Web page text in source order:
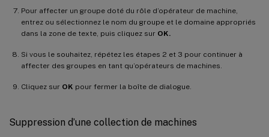
Pour affecter un groupe doté du rôle d’opérateur de machine,
entrez ou sélectionnez le nom du groupe et le domaine appropriés
dans la zone de texte, puis cliquez sur OK.
Si vous le souhaitez, répétez les étapes 2 et 3 pour continuer à
affecter des groupes en tant qu’opérateurs de machines.
Cliquez sur OK pour fermer la boîte de dialogue.
Suppression d’une collection de machines